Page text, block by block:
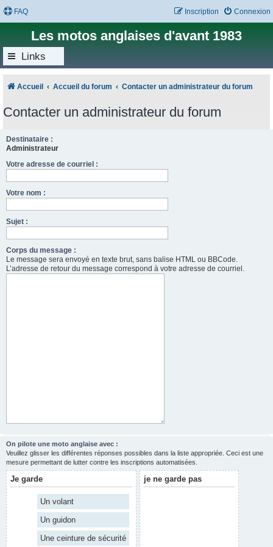
FAQ Connexion
Inscription
Les motos anglaises d'avant 1983
Links
Accueil Accueil du forum Contacter un administrateur du forum
Contacter un administrateur du forum
Destinataire :
Administrateur
Votre adresse de courriel :
Votre nom :
Sujet :
Corps du message :
Le message sera envoyé en texte brut, sans balise HTML ou BBCode.
L’adresse de retour du message correspond à votre adresse de courriel.
On pilote une moto anglaise avec :
Veuillez glisser les différentes réponses possibles dans la liste appropriée. Ceci est une
mesure permettant de lutter contre les inscriptions automatisées.
Je garde
Un volant
Un guidon
Une ceinture de sécurité
je ne garde pas